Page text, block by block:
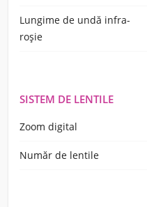
Lungime de undă infra-
roșie
SISTEM DE LENTILE
Zoom digital
Număr de lentile